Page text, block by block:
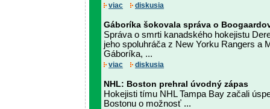
viac diskusia
Gáboríka šokovala správa o
Správa o smrti kanadského hokejistu
jeho spoluhráča z New Yorku Rangers a
Gáboríka, ...
viac diskusia
NHL: Boston prehral úvodný zápas
Hokejisti tímu NHL Tampa Bay začali
Bostonu o možnosť ...